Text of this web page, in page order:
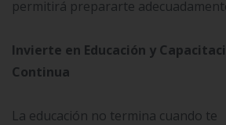
permitirá prepararte
Invierte en Educación y
Continua
La educación no termina cuando te